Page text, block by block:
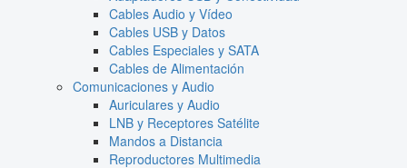
Cables Audio y Vídeo
Cables USB y Datos
Cables Especiales y SATA
Cables de Alimentación
Comunicaciones y Audio
Auriculares y Audio
LNB y Receptores Satélite
Mandos a Distancia
Reproductores Multimedia